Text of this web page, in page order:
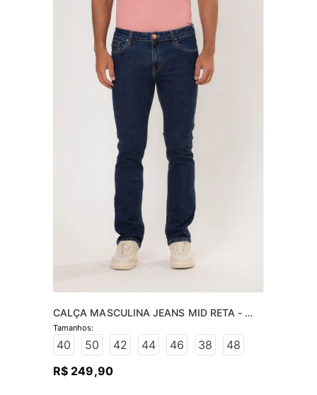
CALÇA MASCULINA JEANS MID RETA -
JEANS ESCURO
40 50 42 44 46 38
48
R$ 249,90